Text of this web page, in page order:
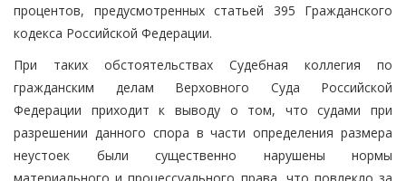
процентов, предусмотренных статьей 395 Гражданского
кодекса Российской Федерации.
При таких обстоятельствах Судебная коллегия по
гражданским делам Верховного Суда Российской
Федерации приходит к выводу о том, что судами при
разрешении данного спора в части определения размера
неустоек были существенно нарушены нормы